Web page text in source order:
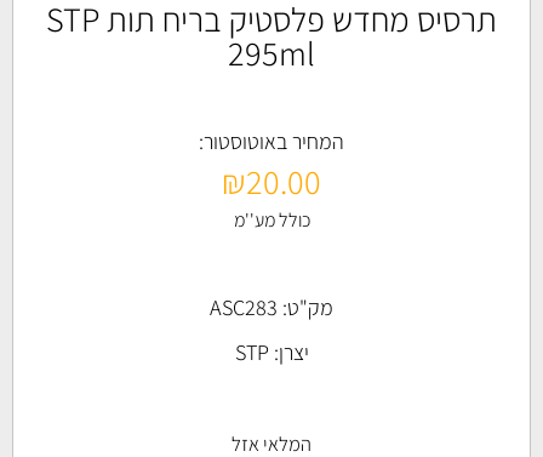
תרסיס מחדש פלסטיק בריח תות STP
295ml
המחיר באוטוסטור:
₪20.00
כולל מע''מ
מק"ט: ASC283
יצרן: STP
המלאי אזל